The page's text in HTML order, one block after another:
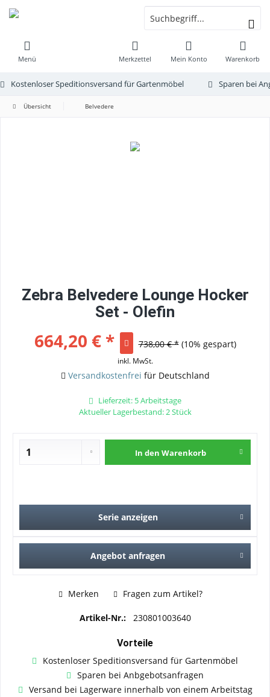
Menü Warenkorb
Merkzettel Mein Konto
Kostenloser Speditionsversand für Gartenmöbel Sparen bei
Übersicht Belvedere
Zebra Belvedere Lounge Hocker
Set - Olefin
664,20 € * 738,00 € * (10% gespart)
inkl. MwSt.
Versandkostenfrei für Deutschland
Lieferzeit: 5 Arbeitstage
Aktueller Lagerbestand: 2 Stück
In den Warenkorb
Serie anzeigen
Angebot anfragen
Merken Fragen zum Artikel?
Artikel-Nr.: 230801003640
Vorteile
Kostenloser Speditionsversand für Gartenmöbel
Sparen bei Anbgebotsanfragen
Versand bei Lagerware innerhalb von einem Arbeitstag